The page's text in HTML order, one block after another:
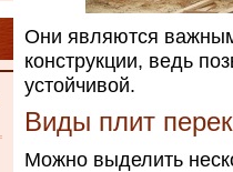
Они являются
конструкции, ведь
устойчивой.
Виды плит
Можно выделить